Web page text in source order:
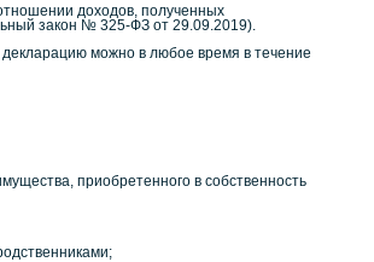
доходов, полученных
закон № 325-ФЗ от 29.09.2019).
можно в любое время в течение
приобретенного в собственность